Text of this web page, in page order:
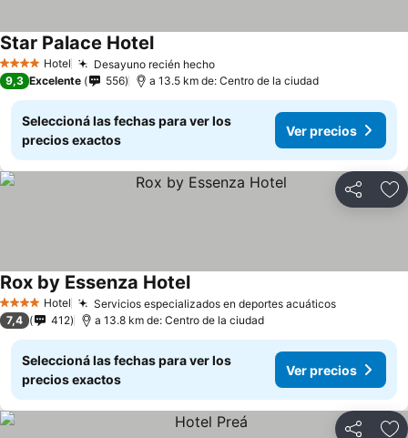
4 EstrellasHotel Desayuno recién hecho
Star Palace Hotel
9,3 Excelente 556 a 13.5 km de: Centro de la ciudad
Seleccioná las fechas para ver los
precios exactos
Ver precios
Compartir
4 EstrellasHotel Servicios especializados en deportes acuáticos
Rox by Essenza Hotel
7,4 412 a 13.8 km de: Centro de la ciudad
Seleccioná las fechas para ver los
precios exactos
Ver precios